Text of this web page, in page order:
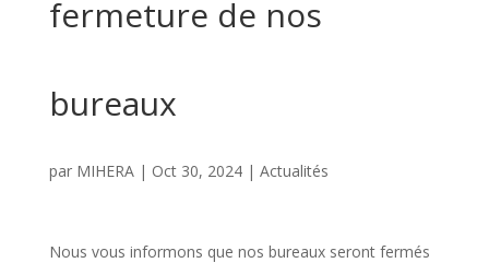
fermeture de nos
bureaux
par MIHERA| Oct 30, 2024| Actualités
Nous vous informons que nos bureaux seront fermés